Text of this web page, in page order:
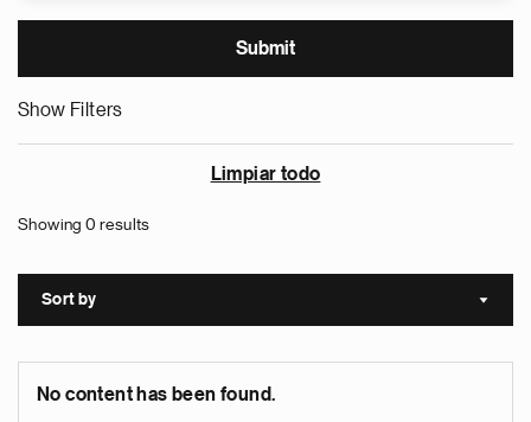
Show Filters
Limpiar todo
Showing 0 results
Sort by Sort
No content has been found.